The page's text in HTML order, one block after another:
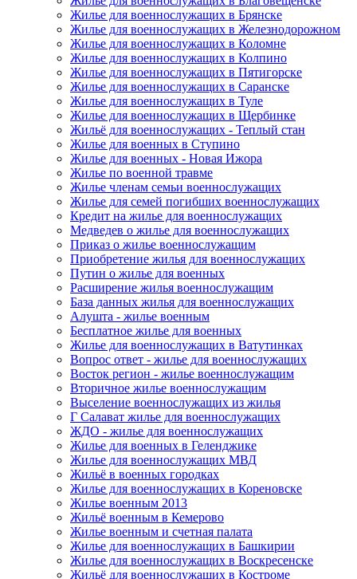
Жилье для военнослужащих в Брянске
Жилье для военнослужащих в Железнодорожном
Жилье для военнослужащих в Коломне
Жилье для военнослужащих в Колпино
Жилье для военнослужащих в Пятигорске
Жилье для военнослужащих в Саранске
Жилье для военнослужащих в Туле
Жилье для военнослужащих в Щербинке
Жильё для военнослужащих - Теплый стан
Жилье для военных в Ступино
Жилье для военных - Новая Ижора
Жилье по военной травме
Жилье членам семьи военнослужащих
Жилье для семей погибших военнослужащих
Кредит на жилье для военнослужащих
Медведев о жилье для военнослужащих
Приказ о жилье военнослужащим
Приобретение жилья для военнослужащих
Путин о жилье для военных
Расширение жилья военнослужащим
База данных жилья для военнослужащих
Алушта - жилье военным
Бесплатное жилье для военных
Жилье для военнослужащих в Ватутинках
Вопрос ответ - жилье для военнослужащих
Восток регион - жилье военнослужащим
Вторичное жилье военнослужащим
Выселение военнослужащих из жилья
Г Салават жилье для военнослужащих
ЖДО - жилье для военнослужащих
Жилье для военных в Геленджике
Жилье для военнослужащих МВД
Жильё в военных городках
Жилье для военнослужащих в Кореновске
Жилье военным 2013
Жильё военным в Кемерово
Жилье военным и счетная палата
Жилье для военнослужащих в Башкирии
Жилье для военнослужащих в Воскресенске
Жильё для военнослужащих в Костроме